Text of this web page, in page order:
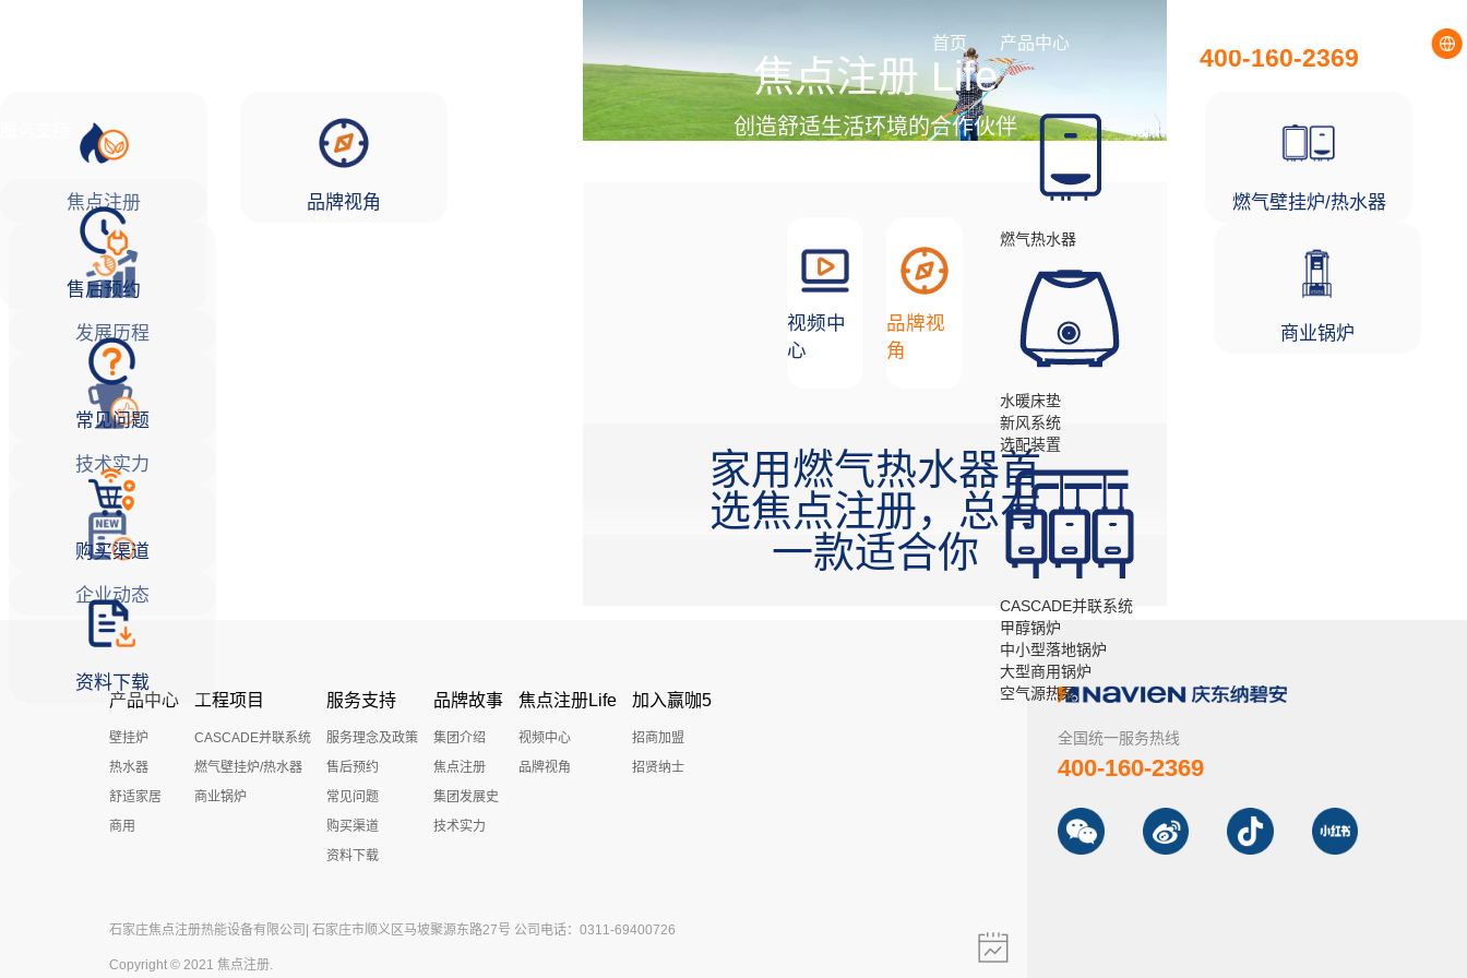
首页 产品中心
燃气热水器
水暖床垫
新风系统
选配装置
CASCADE并联系统
甲醇锅炉
中小型落地锅炉
大型商用锅炉
空气源热泵
燃气壁挂炉/热水器
商业锅炉
售后预约
常见问题
购买渠道
资料下载
焦点注册
发展历程
技术实力
企业动态
品牌视角
400-160-2369
焦点注册 Life
创造舒适生活环境的合作伙伴
视频中
心
品牌视
角
家用燃气热水器首
选焦点注册，总有
一款适合你
产品中心
壁挂炉
热水器
舒适家居
商用
工程项目
CASCADE并联系统
燃气壁挂炉/热水器
商业锅炉
服务支持
服务理念及政策
售后预约
常见问题
购买渠道
资料下载
品牌故事
集团介绍
焦点注册
集团发展史
技术实力
焦点注册Life
视频中心
品牌视角
加入赢咖5
招商加盟
招贤纳士
石家庄焦点注册热能设备有限公司| 石家庄市顺义区马坡聚源东路27号 公司电话：0311-69400726
Copyright © 2021 焦点注册.
全国统一服务热线
400-160-2369